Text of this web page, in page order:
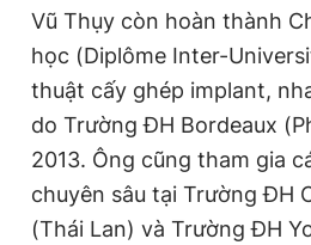
Vũ Thụy còn hoàn thành
học (Diplôme Inter-
thuật cấy ghép implant,
do Trường ĐH Bordeaux
2013. Ông cũng tham gia
chuyên sâu tại Trường ĐH
(Thái Lan) và Trường ĐH